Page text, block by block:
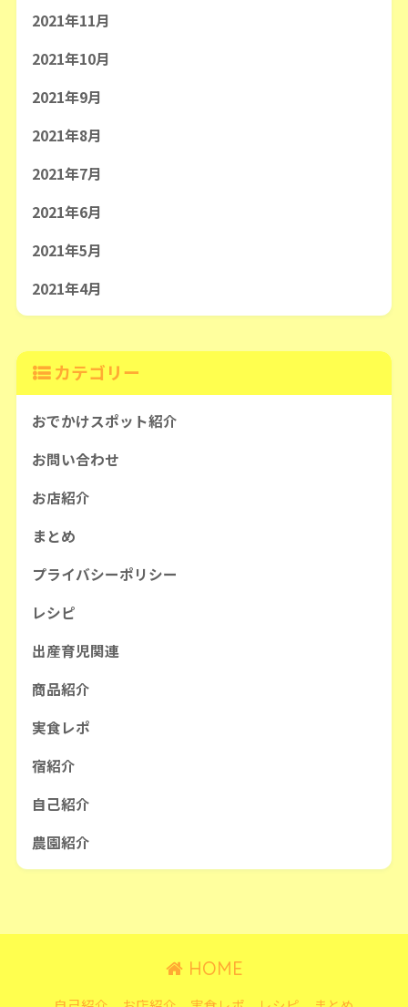
2021年11月
2021年10月
2021年9月
2021年8月
2021年7月
2021年6月
2021年5月
2021年4月
カテゴリー
おでかけスポット紹介
お問い合わせ
お店紹介
まとめ
プライバシーポリシー
レシピ
出産育児関連
商品紹介
実食レポ
宿紹介
自己紹介
農園紹介
HOME